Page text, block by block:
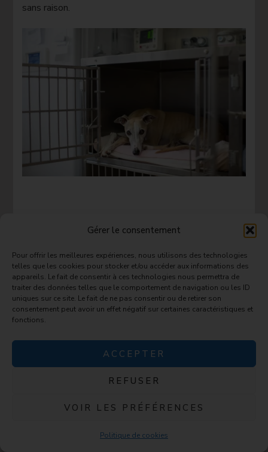
Gérer le consentement
Pour offrir les meilleures expériences, nous utilisons des technologies
telles que les cookies pour stocker et/ou accéder aux informations des
appareils. Le fait de consentir à ces technologies nous permettra de
traiter des données telles que le comportement de navigation ou les ID
uniques sur ce site. Le fait de ne pas consentir ou de retirer son
consentement peut avoir un effet négatif sur certaines caractéristiques et
fonctions.
ACCEPTER
REFUSER
VOIR LES PRÉFÉRENCES
Politique de cookies
sans raison.
Avant et après : La check-list
qui vous rend solide
Pour que les procédures vétérinaires du Whippet
sortir du cabinet en vous disant « j’ai encore oublié de
repères clairs une fois de retour à la maison.
Ainsi, l’idée n’est pas de transformer chaque rendez-